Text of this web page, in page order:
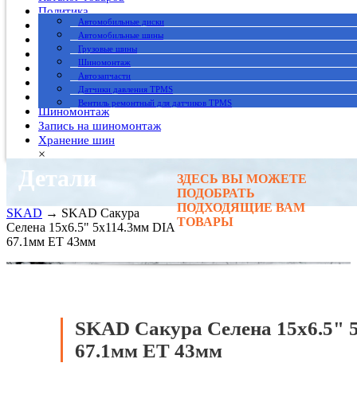
Автомобильные диски
Автомобильные шины
Грузовые шины
Шиномонтаж
Автозапчасти
Датчики давления TPMS
Вентиль ремонтный для датчиков TPMS
Политика
Публичный договор
О нас
Оплата
Доставка
Вакансии
Гарантия
Шиномонтаж
Запись на шиномонтаж
Хранение шин
×
Детали
ЗДЕСЬ ВЫ МОЖЕТЕ
ПОДОБРАТЬ
ПОДХОДЯЩИЕ ВАМ
ТОВАРЫ
SKAD → SKAD Сакура
Селена 15x6.5" 5x114.3мм DIA
67.1мм ET 43мм
SKAD Сакура Селена 15x6.5"
67.1мм ET 43мм